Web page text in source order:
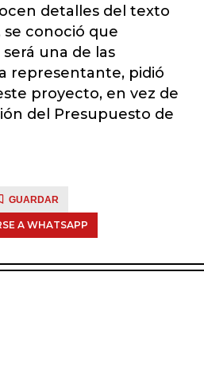
detalles del texto
conoció que
una de las
representante, pidió
proyecto, en vez de
del Presupuesto de
GUARDAR
A WHATSAPP